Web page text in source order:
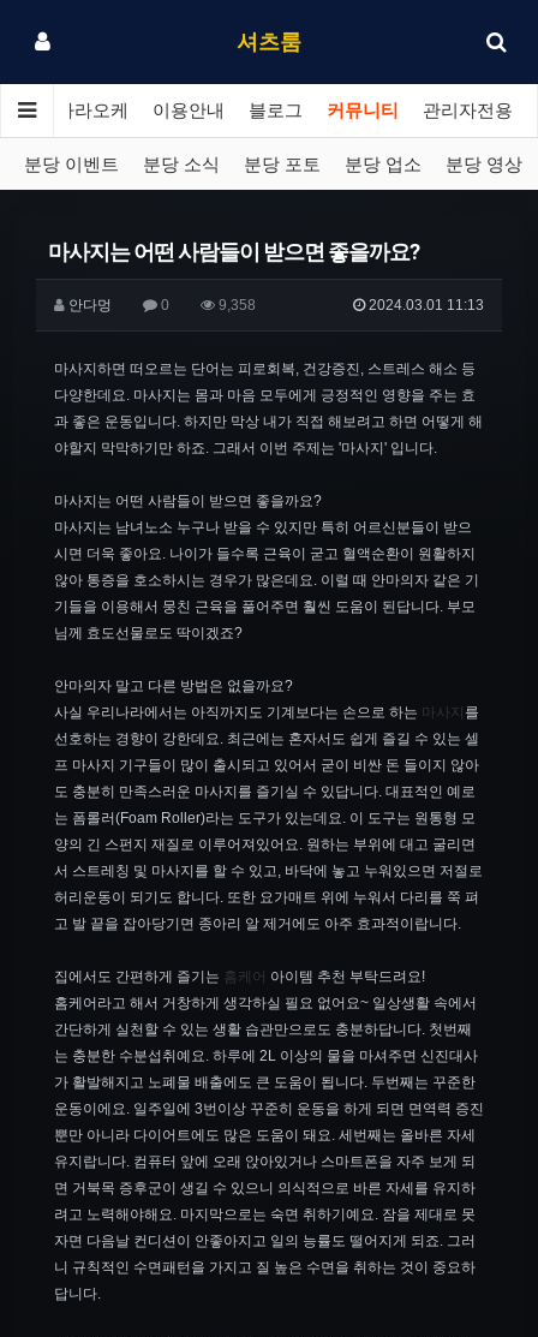
셔츠룸
분당 가라오케 이용안내 블로그 커뮤니티 관리자전용
분당 이벤트 분당 소식 분당 포토 분당 업소 분당 영상
마사지는 어떤 사람들이 받으면 좋을까요?
안다멍 0 9,358 2024.03.01 11:13
마사지하면 떠오르는 단어는 피로회복, 건강증진, 스트레스 해소 등
다양한데요. 마사지는 몸과 마음 모두에게 긍정적인 영향을 주는 효
과 좋은 운동입니다. 하지만 막상 내가 직접 해보려고 하면 어떻게 해
야할지 막막하기만 하죠. 그래서 이번 주제는 '마사지' 입니다.
마사지는 어떤 사람들이 받으면 좋을까요?
마사지는 남녀노소 누구나 받을 수 있지만 특히 어르신분들이 받으
시면 더욱 좋아요. 나이가 들수록 근육이 굳고 혈액순환이 원활하지
않아 통증을 호소하시는 경우가 많은데요. 이럴 때 안마의자 같은 기
기들을 이용해서 뭉친 근육을 풀어주면 훨씬 도움이 된답니다. 부모
님께 효도선물로도 딱이겠죠?
안마의자 말고 다른 방법은 없을까요?
사실 우리나라에서는 아직까지도 기계보다는 손으로 하는 마사지 를
선호하는 경향이 강한데요. 최근에는 혼자서도 쉽게 즐길 수 있는 셀
프 마사지 기구들이 많이 출시되고 있어서 굳이 비싼 돈 들이지 않아
도 충분히 만족스러운 마사지를 즐기실 수 있답니다. 대표적인 예로
는 폼롤러(Foam Roller)라는 도구가 있는데요. 이 도구는 원통형 모
양의 긴 스펀지 재질로 이루어져있어요. 원하는 부위에 대고 굴리면
서 스트레칭 및 마사지를 할 수 있고, 바닥에 놓고 누워있으면 저절로
허리운동이 되기도 합니다. 또한 요가매트 위에 누워서 다리를 쭉 펴
고 발 끝을 잡아당기면 종아리 알 제거에도 아주 효과적이랍니다.
집에서도 간편하게 즐기는 홈케어 아이템 추천 부탁드려요!
홈케어라고 해서 거창하게 생각하실 필요 없어요~ 일상생활 속에서
간단하게 실천할 수 있는 생활 습관만으로도 충분하답니다. 첫번째
는 충분한 수분섭취예요. 하루에 2L 이상의 물을 마셔주면 신진대사
가 활발해지고 노폐물 배출에도 큰 도움이 됩니다. 두번째는 꾸준한
운동이에요. 일주일에 3번이상 꾸준히 운동을 하게 되면 면역력 증진
뿐만 아니라 다이어트에도 많은 도움이 돼요. 세번째는 올바른 자세
유지랍니다. 컴퓨터 앞에 오래 앉아있거나 스마트폰을 자주 보게 되
면 거북목 증후군이 생길 수 있으니 의식적으로 바른 자세를 유지하
려고 노력해야해요. 마지막으로는 숙면 취하기예요. 잠을 제대로 못
자면 다음날 컨디션이 안좋아지고 일의 능률도 떨어지게 되죠. 그러
니 규칙적인 수면패턴을 가지고 질 높은 수면을 취하는 것이 중요하
답니다.